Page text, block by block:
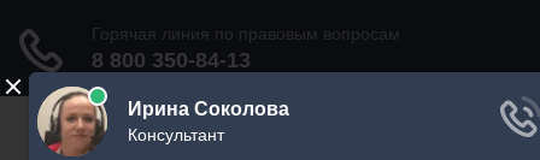
Не официальный справочник государственных